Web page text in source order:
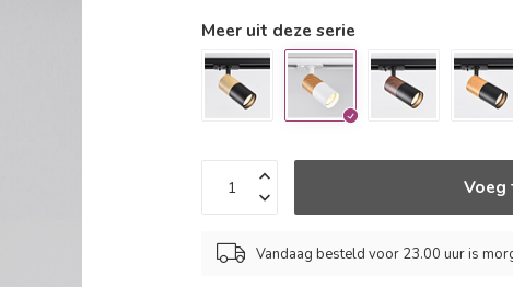
Meer uit deze serie
Voeg
Vandaag besteld voor 23.00 uur is